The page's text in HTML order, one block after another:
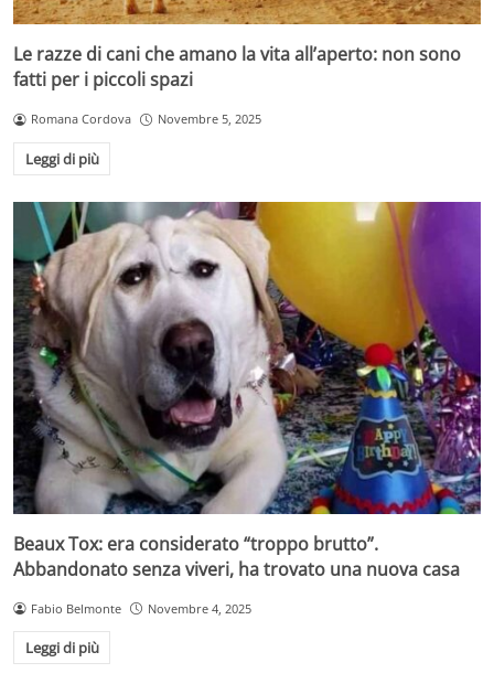
Le razze di cani che amano la vita all’aperto: non sono
fatti per i piccoli spazi
Romana Cordova Novembre 5, 2025
Leggi di più
Beaux Tox: era considerato “troppo brutto”.
Abbandonato senza viveri, ha trovato una nuova casa
Fabio Belmonte Novembre 4, 2025
Leggi di più